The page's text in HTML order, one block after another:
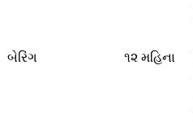
બેરિંગ ૧૨ મહિના